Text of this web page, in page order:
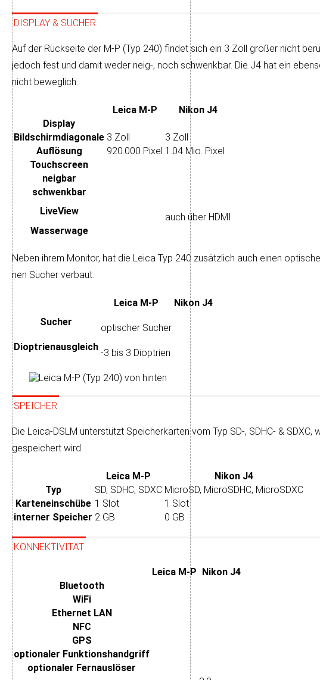
DISPLAY & SUCHER
Auf der Rückseite der M-P (Typ 240) findet sich ein 3 Zoll großer nicht
je­doch fest und da­mit weder neig-, noch schwenk­bar. Die J4 hat ein
nicht beweglich.
Leica M-P
Nikon J4
Display
Bildschirm­diagonale 3 Zoll
3 Zoll
Auflösung
920.000 Pixel 1.04 Mio. Pixel
Touch­screen
neigbar
schwenkbar
LiveView
auch über HDMI
Wasser­wage
Neben ihrem Monitor, hat die Leica Typ 240 zusätzlich auch einen
nen Su­cher verbaut.
Leica M-P
Nikon J4
Sucher
optischer Sucher
Dioptrien­ausgleich
-3 bis 3 Dioptrien
SPEICHER
Die Leica-DSLM unter­stützt Speicher­karten vom Typ SD-, SDHC- &
ge­speichert wird.
Leica M-P
Nikon J4
Typ
SD, SDHC, SDXC MicroSD, MicroSDHC, MicroSDXC
Karten­einschübe 1 Slot
1 Slot
interner Speicher 2 GB 0 GB
KONNEKTIVITÄT
Leica M-P Nikon J4
Bluetooth
WiFi
Ethernet LAN
NFC
GPS
optionaler Funktions­handgriff
optionaler Fernauslöser